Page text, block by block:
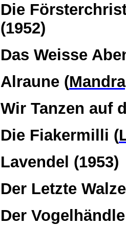
Die
(1952)
Das Weisse
Alraune (
Wir Tanzen auf
Die Fiakermilli (
Lavendel (1953)
Der Letzte
Der